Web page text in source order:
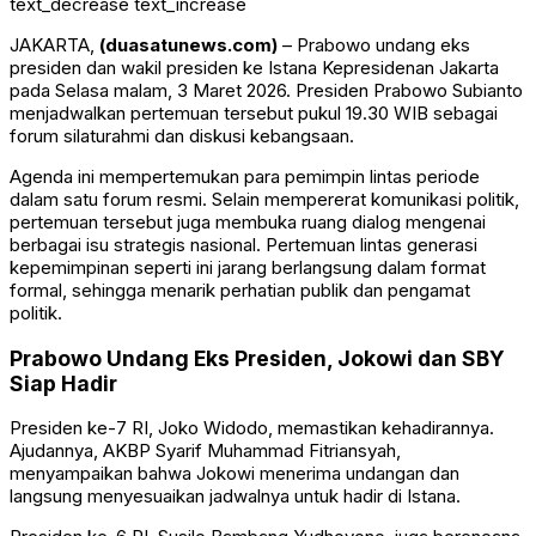
JAKARTA, (duasatunews.com) – Prabowo undang eks
presiden dan wakil presiden ke Istana Kepresidenan Jakarta
pada Selasa malam, 3 Maret 2026. Presiden Prabowo Subianto
menjadwalkan pertemuan tersebut pukul 19.30 WIB sebagai
forum silaturahmi dan diskusi kebangsaan.
Agenda ini mempertemukan para pemimpin lintas periode
dalam satu forum resmi. Selain mempererat komunikasi politik,
pertemuan tersebut juga membuka ruang dialog mengenai
berbagai isu strategis nasional. Pertemuan lintas generasi
kepemimpinan seperti ini jarang berlangsung dalam format
formal, sehingga menarik perhatian publik dan pengamat
politik.
Prabowo Undang Eks Presiden, Jokowi dan SBY
Siap Hadir
Presiden ke-7 RI, Joko Widodo, memastikan kehadirannya.
Ajudannya, AKBP Syarif Muhammad Fitriansyah,
menyampaikan bahwa Jokowi menerima undangan dan
langsung menyesuaikan jadwalnya untuk hadir di Istana.